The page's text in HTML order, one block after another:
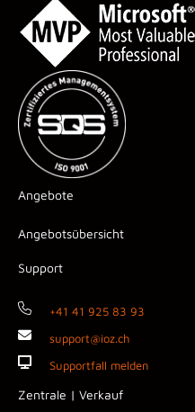
Angebote
Angebotsübersicht
Support
+41 41 925 83 93
support@ioz.ch
Supportfall melden
Zentrale | Verkauf